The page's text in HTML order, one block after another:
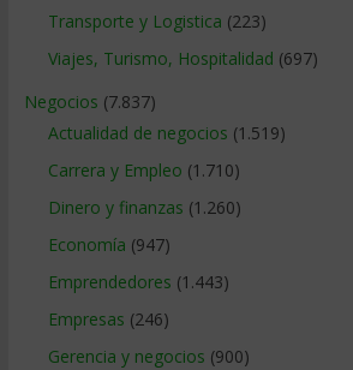
Transporte y Logistica (223)
Viajes, Turismo, Hospitalidad (697)
Negocios (7.837)
Actualidad de negocios (1.519)
Carrera y Empleo (1.710)
Dinero y finanzas (1.260)
Economía (947)
Emprendedores (1.443)
Empresas (246)
Gerencia y negocios (900)